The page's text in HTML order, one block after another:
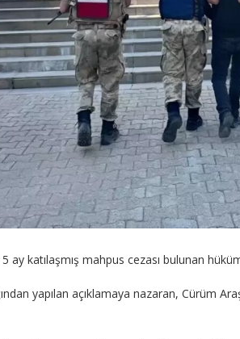
5 ay katılaşmış mahpus cezası bulunan
yapılan açıklamaya nazaran, Cürüm